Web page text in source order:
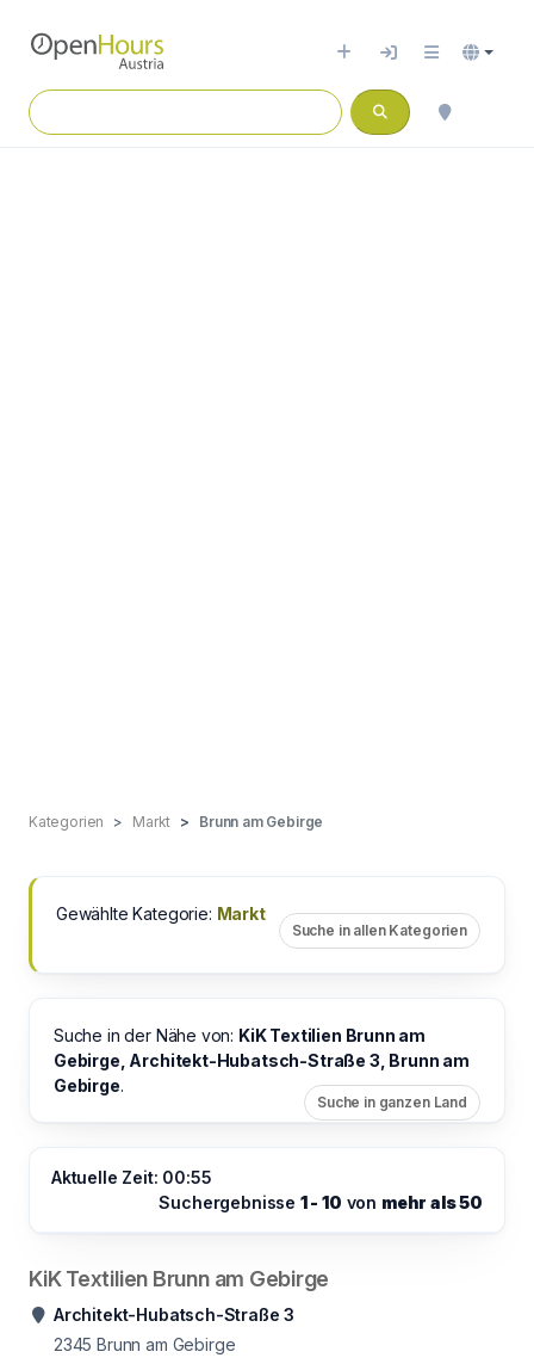
Kategorien Markt Brunn am Gebirge
Gewählte Kategorie: Markt
Suche in allen Kategorien
Suche in der Nähe von: KiK Textilien Brunn am
Gebirge, Architekt-Hubatsch-Straße 3, Brunn am
Gebirge.
Suche in ganzen Land
Aktuelle Zeit: 00:55
Suchergebnisse 1 - 10 von mehr als 50
KiK Textilien Brunn am Gebirge
Architekt-Hubatsch-Straße 3
2345 Brunn am Gebirge